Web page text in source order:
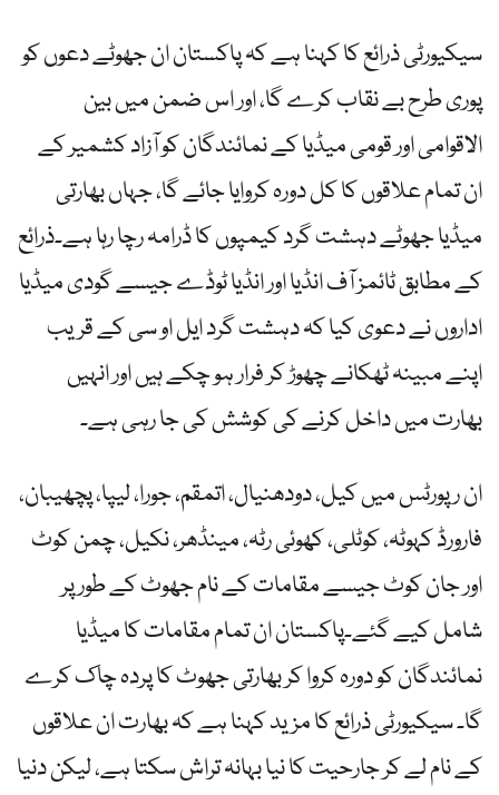
سیکیورٹی ذرائع کا کہنا ہے کہ پاکستان ان جھوٹے دعوں کو
پوری طرح بے نقاب کرے گا، اور اس ضمن میں بین
الاقوامی اور قومی میڈیا کے نمائندگان کو آزاد کشمیر کے
ان تمام علاقوں کا کل دورہ کروایا جائے گا، جہاں بھارتی
میڈیا جھوٹے دہشت گرد کیمپوں کا ڈرامہ رچا رہا ہے۔ذرائع
کے مطابق ٹائمز آف انڈیا اور انڈیا ٹوڈے جیسے گودی میڈیا
اداروں نے دعوی کیا کہ دہشت گرد ایل او سی کے قریب
اپنے مبینہ ٹھکانے چھوڑ کر فرار ہو چکے ہیں اور انہیں
بھارت میں داخل کرنے کی کوشش کی جا رہی ہے۔
ان رپورٹس میں کیل، دودھنیال، اتمقم، جورا، لیپا، پچھیبان،
فارورڈ کہوٹہ، کوٹلی، کھوئی رٹہ، مینڈھر، نکیل، چمن کوٹ
اور جان کوٹ جیسے مقامات کے نام جھوٹ کے طور پر
شامل کیے گئے۔پاکستان ان تمام مقامات کا میڈیا
نمائندگان کو دورہ کروا کر بھارتی جھوٹ کا پردہ چاک کرے
گا۔ سیکیورٹی ذرائع کا مزید کہنا ہے کہ بھارت ان علاقوں
کے نام لے کر جارحیت کا نیا بہانہ تراش سکتا ہے، لیکن دنیا